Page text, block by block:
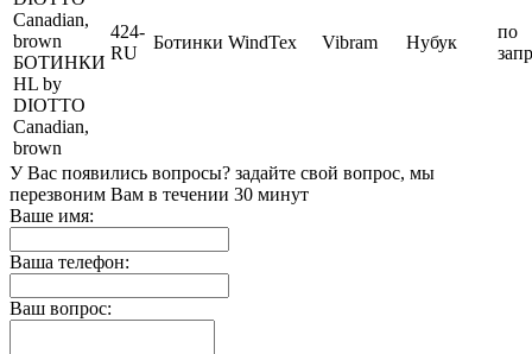
БОТИНКИ
HL by
DIOTTO
Canadian,
brown
424-
RU
Ботинки WindTex Vibram Нубук
по
У Вас появились вопросы? задайте свой вопрос, мы
перезвоним Вам в течении 30 минут
Ваше имя:
Ваша телефон:
Ваш вопрос: